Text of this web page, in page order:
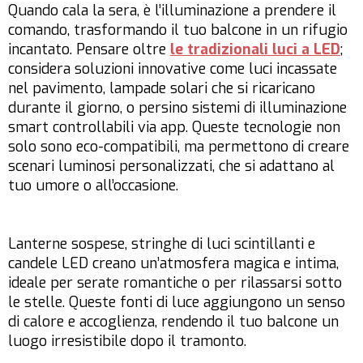
Quando cala la sera, è l’illuminazione a prendere il
comando, trasformando il tuo balcone in un rifugio
incantato. Pensare oltre le tradizionali luci a LED;
considera soluzioni innovative come luci incassate
nel pavimento, lampade solari che si ricaricano
durante il giorno, o persino sistemi di illuminazione
smart controllabili via app. Queste tecnologie non
solo sono eco-compatibili, ma permettono di creare
scenari luminosi personalizzati, che si adattano al
tuo umore o all’occasione.
Lanterne sospese, stringhe di luci scintillanti e
candele LED creano un’atmosfera magica e intima,
ideale per serate romantiche o per rilassarsi sotto
le stelle. Queste fonti di luce aggiungono un senso
di calore e accoglienza, rendendo il tuo balcone un
luogo irresistibile dopo il tramonto.